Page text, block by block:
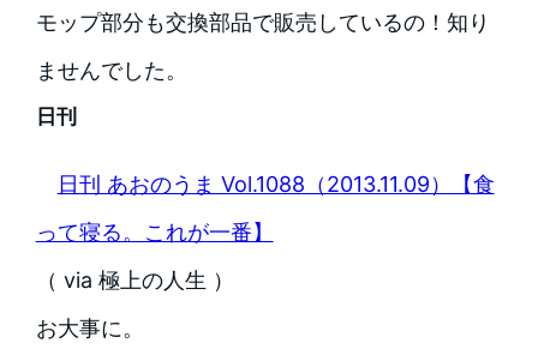
モップ部分も交換部品で販売しているの！知り
ませんでした。
日刊
日刊 あおのうま Vol.1088（2013.11.09）【食
って寝る。これが一番】
（ via 極上の人生 ）
お大事に。